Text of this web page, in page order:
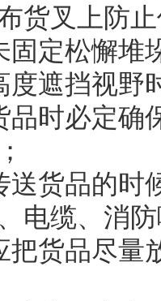
货叉上防
固定松懈
度遮挡视
品时必定
送货品的
电缆、消
把货品尽